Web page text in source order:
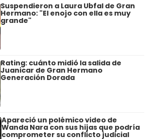
Suspendieron a Laura Ubfal de Gran
Hermano: "El enojo con ella es muy
grande"
Rating: cuánto midió la salida de
Juanicar de Gran Hermano
Generación Dorada
Apareció un polémico video de
Wanda Nara con sus hijas que podría
comprometer su conflicto judicial